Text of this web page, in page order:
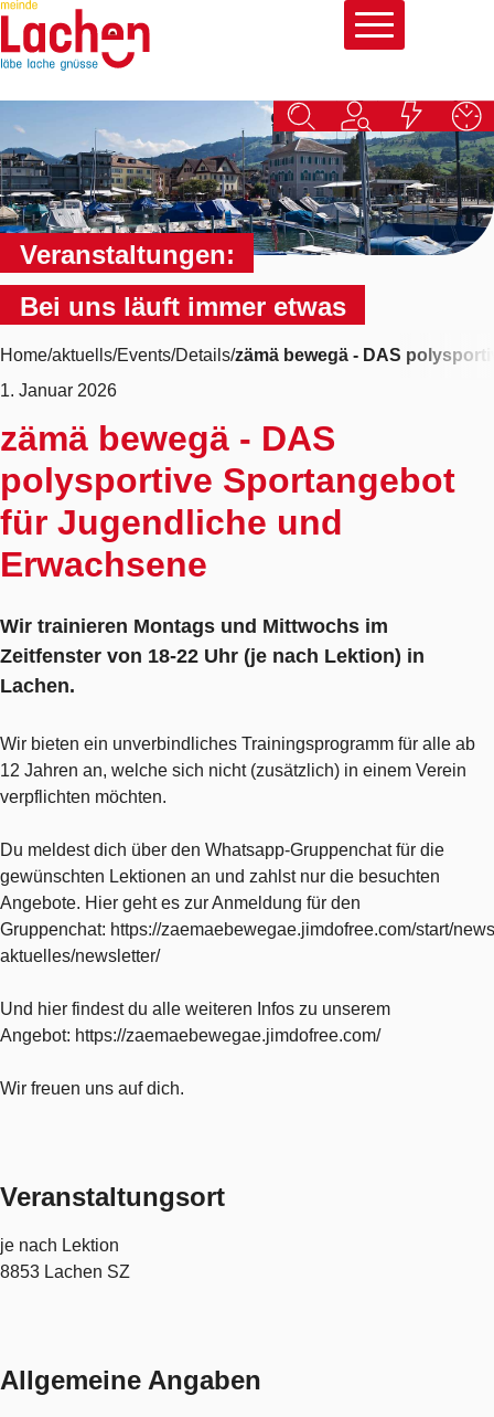
Navigieren in Lachen
Schnellnavigation
Veranstaltungen:
Bei uns läuft immer etwas
Home aktuells Events Details zämä bewegä - DAS
zämä bewegä - DAS
polysportive Sportangebot
für Jugendliche und
Erwachsene
1. Januar 2026
Wir trainieren Montags und Mittwochs im
Zeitfenster von 18-22 Uhr (je nach Lektion) in
Lachen.
Wir bieten ein unverbindliches Trainingsprogramm für alle ab
12 Jahren an, welche sich nicht (zusätzlich) in einem Verein
verpflichten möchten.
Du meldest dich über den Whatsapp-Gruppenchat für die
gewünschten Lektionen an und zahlst nur die besuchten
Angebote. Hier geht es zur Anmeldung für den
Gruppenchat: https://zaemaebewegae.jimdofree.com/start/
aktuelles/newsletter/
Und hier findest du alle weiteren Infos zu unserem
Angebot: https://zaemaebewegae.jimdofree.com/
Wir freuen uns auf dich.
Veranstaltungsort
je nach Lektion
8853 Lachen SZ
Allgemeine Angaben